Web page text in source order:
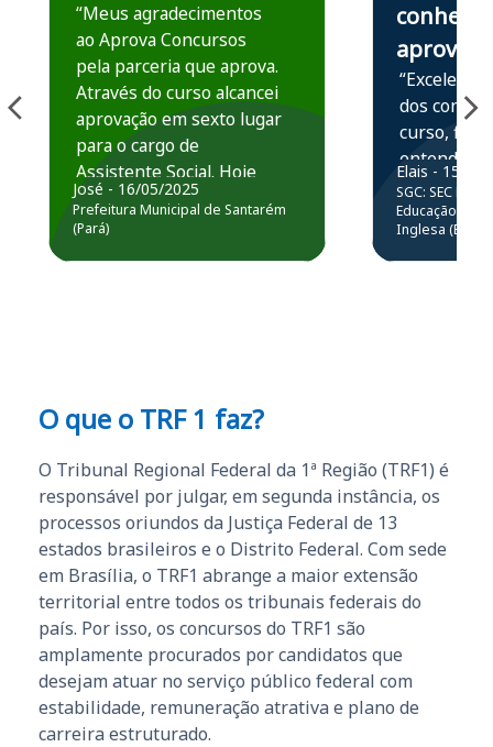
“Meus agradecimentos
ao Aprova Concursos
pela parceria que aprova.
Através do curso alcancei
aprovação em sexto lugar
para o cargo de
Assistente Social. Hoje
estou atuando na
Prefeitura de Santarém.
José - 16/05/2025
Prefeitura Municipal de Santarém
(Pará)
conhece,
aprova
“Excelente
dos
curso,
entender e
prática
resolução
questões.”
Elais - 15/07/
SGC: SEC BA
Educação
Inglesa (Edital
O que o TRF 1 faz?
O Tribunal Regional Federal da 1ª Região (TRF1) é
responsável por julgar, em segunda instância, os
processos oriundos da Justiça Federal de 13
estados brasileiros e o Distrito Federal. Com sede
em Brasília, o TRF1 abrange a maior extensão
territorial entre todos os tribunais federais do
país. Por isso, os concursos do TRF1 são
amplamente procurados por candidatos que
desejam atuar no serviço público federal com
estabilidade, remuneração atrativa e plano de
carreira estruturado.